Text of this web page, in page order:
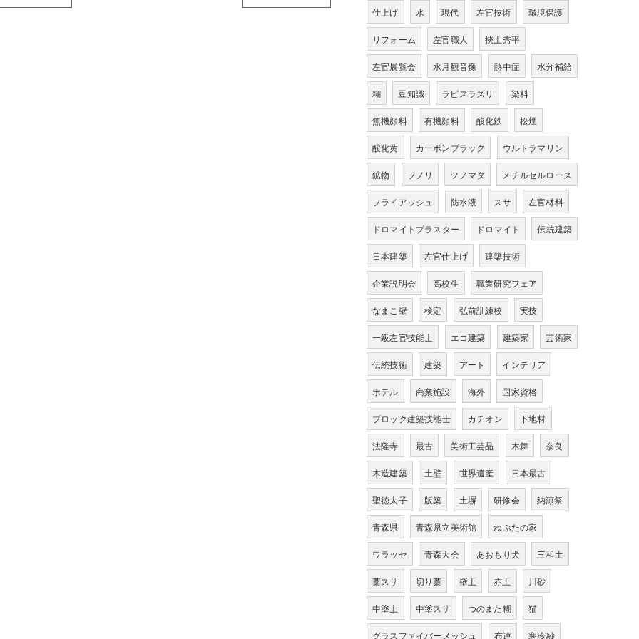
仕上げ 水 現代 左官技術 環境保護
リフォーム 左官職人 挾土秀平
左官展覧会 水月観音像 熱中症 水分補給
糊 豆知識 ラピスラズリ 染料
無機顔料 有機顔料 酸化鉄 松煙
酸化黄 カーボンブラック ウルトラマリン
鉱物 フノリ ツノマタ メチルセルロース
フライアッシュ 防水液 スサ 左官材料
ドロマイトプラスター ドロマイト 伝統建築
日本建築 左官仕上げ 建築技術
企業説明会 高校生 職業研究フェア
なまこ壁 検定 弘前訓練校 実技
一級左官技能士 エコ建築 建築家 芸術家
伝統技術 建築 アート インテリア
ホテル 商業施設 海外 国家資格
ブロック建築技能士 カチオン 下地材
法隆寺 最古 美術工芸品 木舞 奈良
木造建築 土壁 世界遺産 日本最古
聖徳太子 版築 土塀 研修会 納涼祭
青森県 青森県立美術館 ねぶたの家
ワラッセ 青森大会 あおもり犬 三和土
藁スサ 切り藁 壁土 赤土 川砂
中塗土 中塗スサ つのまた糊 猫
グラスファイバーメッシュ 布連 寒冷紗